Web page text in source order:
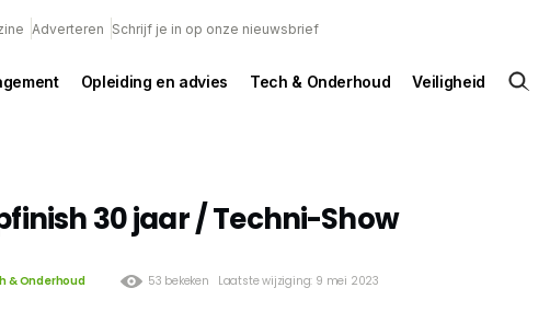
Adverteren Schrijf je in op onze nieuwsbrief
Opleiding en advies Tech & Onderhoud Veiligheid
30 jaar / Techni-Show
& Onderhoud 53 bekeken Laatste wijziging: 9 mei 2023